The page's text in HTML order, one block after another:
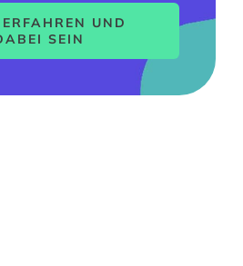
UND
SEIN